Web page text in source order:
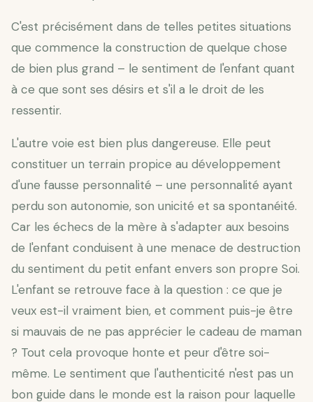
C'est précisément dans de telles petites situations
que commence la construction de quelque chose
de bien plus grand – le sentiment de l'enfant quant
à ce que sont ses désirs et s'il a le droit de les
ressentir.
L'autre voie est bien plus dangereuse. Elle peut
constituer un terrain propice au développement
d'une fausse personnalité – une personnalité ayant
perdu son autonomie, son unicité et sa spontanéité.
Car les échecs de la mère à s'adapter aux besoins
de l'enfant conduisent à une menace de destruction
du sentiment du petit enfant envers son propre Soi.
L'enfant se retrouve face à la question : ce que je
veux est-il vraiment bien, et comment puis-je être
si mauvais de ne pas apprécier le cadeau de maman
? Tout cela provoque honte et peur d'être soi-
même. Le sentiment que l'authenticité n'est pas un
bon guide dans le monde est la raison pour laquelle